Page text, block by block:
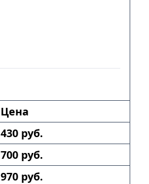
Цена
430 руб.
700 руб.
970 руб.